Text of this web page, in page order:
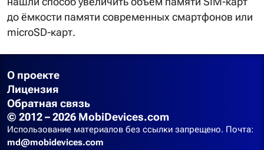
до ёмкости памяти современных смартфонов или
microSD-карт.
О проекте
Лицензия
Обратная связь
© 2012 – 2026 MobiDevices.com
Использование материалов без ссылки запрещено. Почта:
md@mobidevices.com